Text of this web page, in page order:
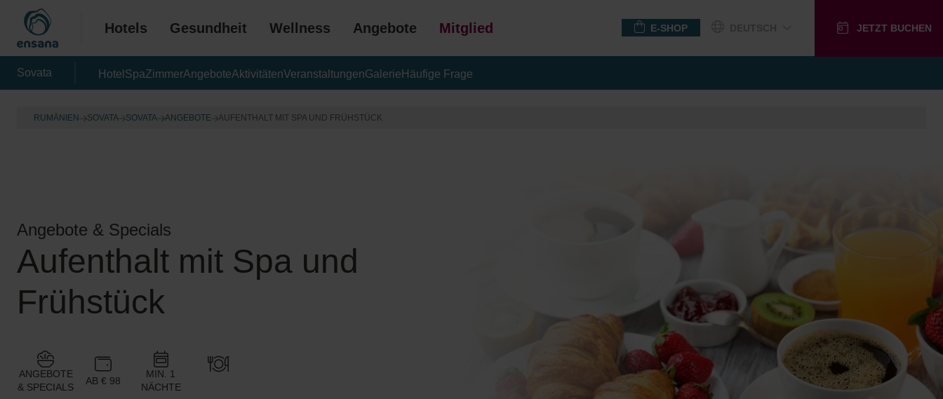
Hotels Gesundheit Wellness Angebote Mitgliedschaft E-SHOP JETZT BUCHEN
Sovata Hotel SpaZimmerAngeboteAktivitätenVeranstaltungenGalerie Häufige Frage
RUMÄNIEN SOVATA SOVATA ANGEBOTE AUFENTHALT MIT SPA UND FRÜHSTÜCK
Angebote & Specials
Aufenthalt mit Spa und
Frühstück
ANGEBOTE
& SPECIALS
AB € 98
MIN. 1
NÄCHTE